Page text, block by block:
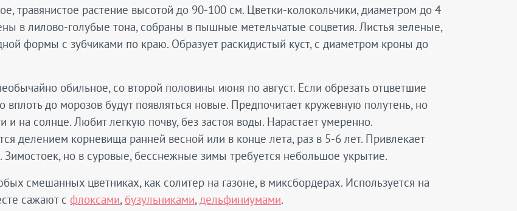
травянистое растение высотой до 90-100 см. Цветки-колокольчики, диаметром до 4
в лилово-голубые тона, собраны в пышные метельчатые соцветия. Листья зеленые,
формы с зубчиками по краю. Образует раскидистый куст, с диаметром кроны до
обильное, со второй половины июня по август. Если обрезать отцветшие
вплоть до морозов будут появляться новые. Предпочитает кружевную полутень, но
и на солнце. Любит легкую почву, без застоя воды. Нарастает умеренно.
делением корневища ранней весной или в конце лета, раз в 5-6 лет. Привлекает
Зимостоек, но в суровые, бесснежные зимы требуется небольшое укрытие.
смешанных цветниках, как солитер на газоне, в миксбордерах. Используется на
сажают с флоксами, бузульниками,дельфиниумами.